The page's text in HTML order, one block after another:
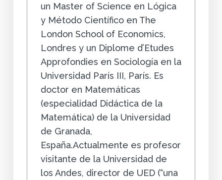
un Master of Science en Lógica
y Método Científico en The
London School of Economics,
Londres y un Diplome d’Etudes
Approfondies en Sociología en la
Universidad París III, París. Es
doctor en Matemáticas
(especialidad Didáctica de la
Matemática) de la Universidad
de Granada,
España.Actualmente es profesor
visitante de la Universidad de
los Andes, director de UED (“una